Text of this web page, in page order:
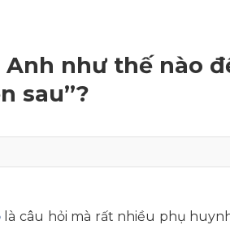
như thế nào
sau”?
là câu hỏi mà rất nhiều phụ